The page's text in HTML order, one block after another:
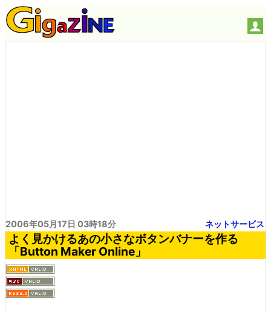
2006年05月17日 03時18分 ネットサービス
よく見かけるあの小さなボタンバナーを作る
「Button Maker Online」